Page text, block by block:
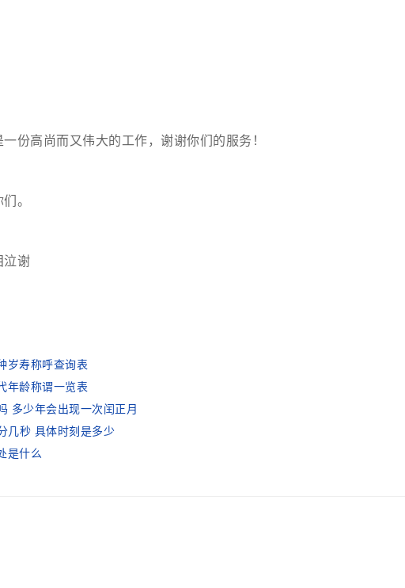
份高尚而又伟大的工作，谢谢你们的服务！
。
泣谢
岁寿称呼查询表
年龄称谓一览表
多少年会出现一次闰正月
几秒 具体时刻是多少
是什么